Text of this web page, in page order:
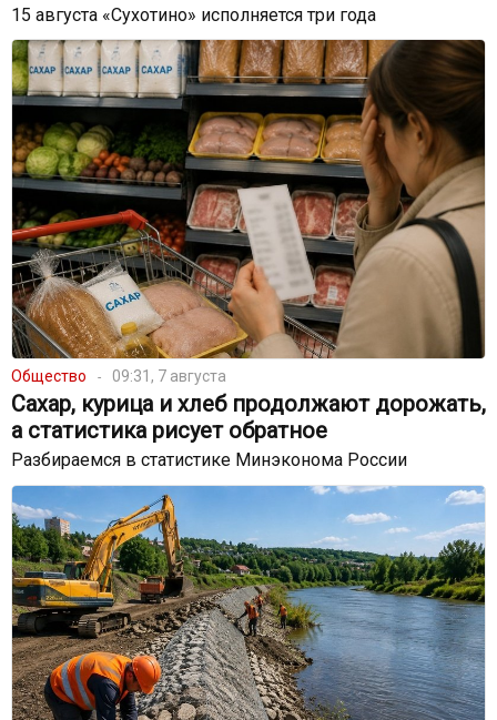
15 августа «Сухотино» исполняется три года
Общество 09:31, 7 августа
Сахар, курица и хлеб продолжают дорожать,
а статистика рисует обратное
Разбираемся в статистике Минэконома России